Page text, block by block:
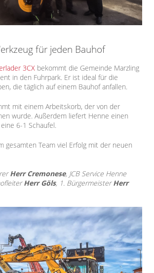
für jeden Bauhof
3CX bekommt die Gemeinde Marzling
in den Fuhrpark. Er ist ideal für die
die täglich auf einem Bauhof anfallen.
mit einem Arbeitskorb, der von der
wurde. Außerdem liefert Henne einen
6-1 Schaufel.
gesamten Team viel Erfolg mit der neuen
Herr Cremonese, JCB Service Henne
Herr Göls, 1. BürgermeisterHerr